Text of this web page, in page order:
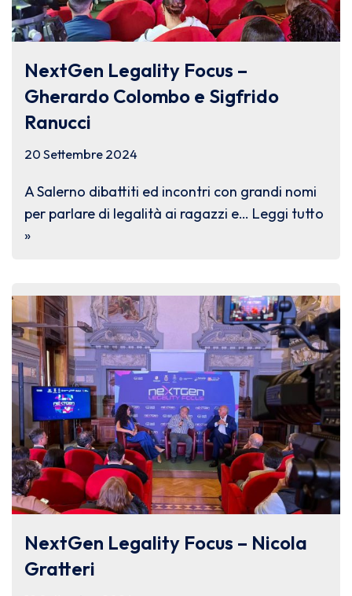
NextGen Legality Focus –
Gherardo Colombo e Sigfrido
Ranucci
20 Settembre 2024
A Salerno dibattiti ed incontri con grandi nomi
per parlare di legalità ai ragazzi e… Leggi tutto
»
NextGen Legality Focus – Nicola
Gratteri